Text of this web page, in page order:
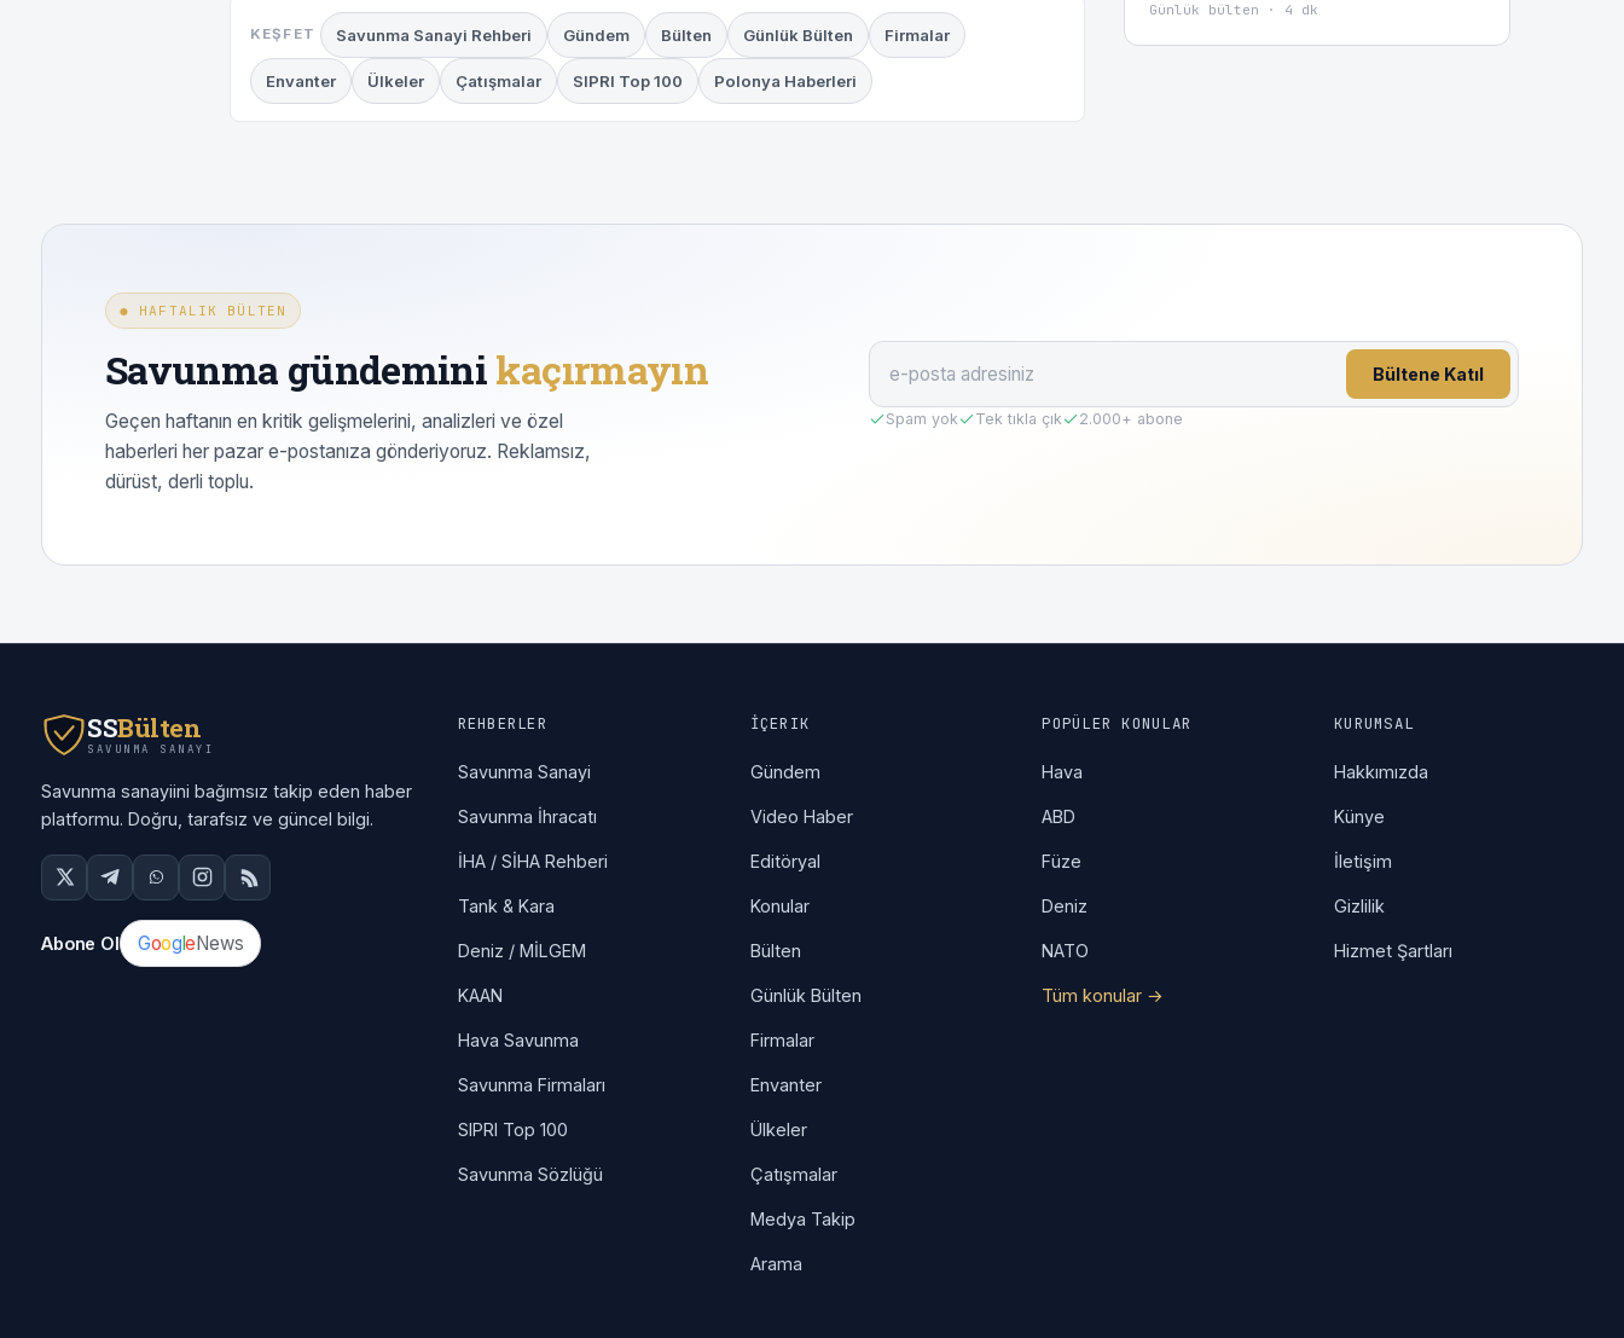
KEŞFET Savunma Sanayi Rehberi Gündem Bülten Günlük Bülten Firmalar
Envanter Ülkeler Çatışmalar SIPRI Top 100 Polonya Haberleri
Günlük bülten · 4 dk
● HAFTALIK BÜLTEN
Savunma gündeminikaçırmayın
Geçen haftanın en kritik gelişmelerini, analizleri ve özel
haberleri her pazar e-postanıza gönderiyoruz. Reklamsız,
dürüst, derli toplu.
Bültene Katıl
Spam yok Tek tıkla çık 2.000+ abone
SSBülten
SAVUNMA SANAYI
Savunma sanayiini bağımsız takip eden haber
platformu. Doğru, tarafsız ve güncel bilgi.
Abone Ol GoogleNews
REHBERLER
Savunma Sanayi
Savunma İhracatı
İHA / SİHA Rehberi
Tank & Kara
Deniz / MİLGEM
KAAN
Hava Savunma
Savunma Firmaları
SIPRI Top 100
Savunma Sözlüğü
İÇERIK
Gündem
Video Haber
Editöryal
Konular
Bülten
Günlük Bülten
Firmalar
Envanter
Ülkeler
Çatışmalar
Medya Takip
Arama
POPÜLER KONULAR
Hava
ABD
Füze
Deniz
NATO
Tüm konular →
KURUMSAL
Hakkımızda
Künye
İletişim
Gizlilik
Hizmet Şartları